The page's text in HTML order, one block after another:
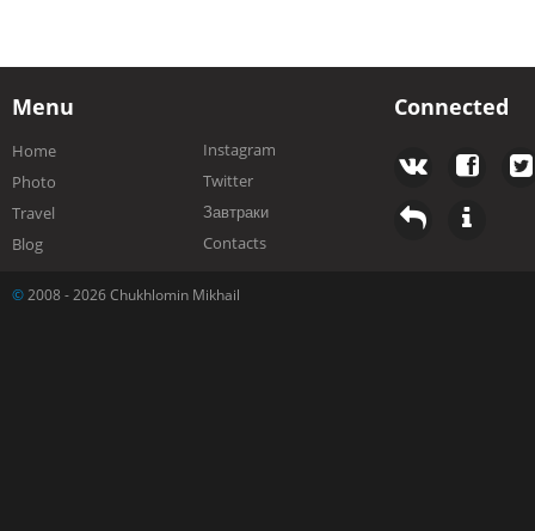
Menu
Home
Photo
Travel
Blog
Instagram
Twitter
Завтраки
Contacts
Connected
© 2008 - 2026 Chukhlomin Mikhail